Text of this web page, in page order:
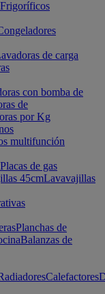
Frigoríficos
de carga
con bomba de
de
por Kg
multifunción
Placas de gas
45cmLavavajillas
Planchas de
Balanzas de
Calefactores